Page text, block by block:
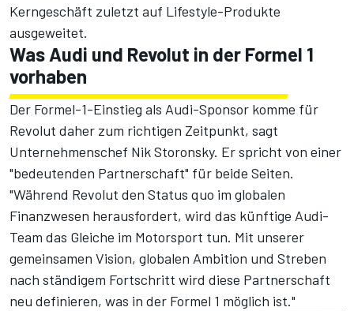
Kerngeschäft zuletzt auf Lifestyle-Produkte
ausgeweitet.
Was Audi und Revolut in der Formel 1
vorhaben
Der Formel-1-Einstieg als Audi-Sponsor komme für
Revolut daher zum richtigen Zeitpunkt, sagt
Unternehmenschef Nik Storonsky. Er spricht von einer
"bedeutenden Partnerschaft" für beide Seiten.
"Während Revolut den Status quo im globalen
Finanzwesen herausfordert, wird das künftige Audi-
Team das Gleiche im Motorsport tun. Mit unserer
gemeinsamen Vision, globalen Ambition und Streben
nach ständigem Fortschritt wird diese Partnerschaft
neu definieren, was in der Formel 1 möglich ist."